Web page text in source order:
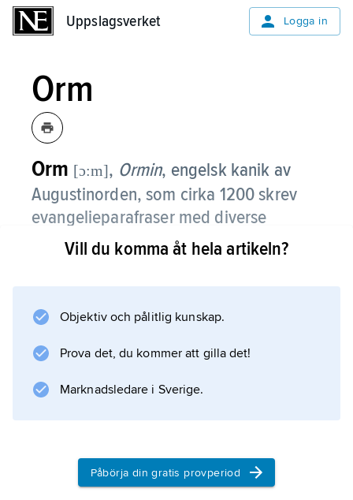
Uppslagsverket Logga in
Orm
Orm [ɔ:m], Ormin, engelsk kanik av
Augustinorden, som cirka 1200 skrev
evangelieparafraser med diverse
utläggningar om Jesu liv.
, har huvudsakligen lingvistiskt intresse.
Information om artikeln
Vill du komma åt hela artikeln?
Objektiv och pålitlig kunskap.
Prova det, du kommer att gilla det!
Marknadsledare i Sverige.
Påbörja din gratis provperiod